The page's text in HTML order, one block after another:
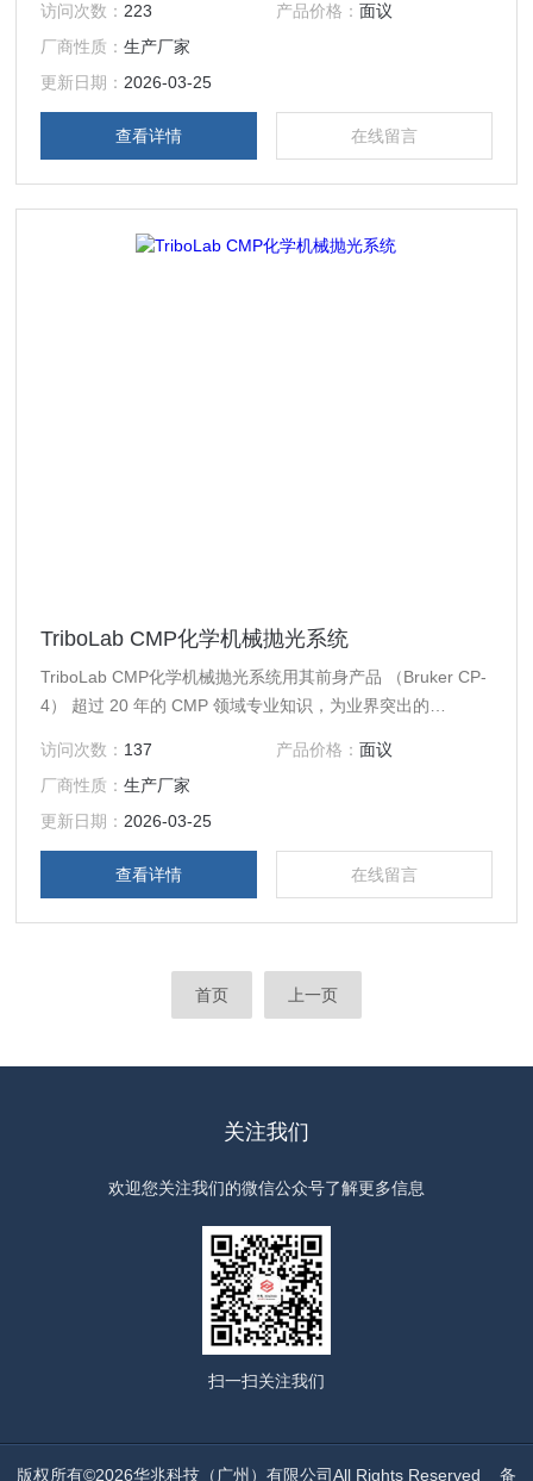
访问次数： 223 产品价格： 面议
厂商性质：生产厂家
更新日期： 2026-03-25
查看详情 在线留言
TriboLab CMP化学机械抛光系统
TriboLab CMP化学机械抛光系统用其前身产品 （Bruker CP-
4） 超过 20 年的 CMP 领域专业知识，为业界突出的
访问次数： 137 产品价格： 面议
厂商性质：生产厂家
更新日期： 2026-03-25
查看详情 在线留言
首页 上一页
关注我们
欢迎您关注我们的微信公众号了解更多信息
扫一扫关注我们
版权所有©2026华兆科技（广州）有限公司All Rights Reserved 备